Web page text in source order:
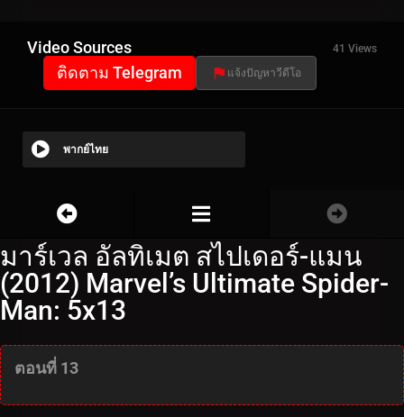
Video Sources 41 Views
ติดตาม Telegram แจ้งปัญหาวีดีโอ
พากย์ไทย
มาร์เวล อัลทิเมต สไปเดอร์-แมน
(2012) Marvel’s Ultimate Spider-
Man: 5x13
ตอนที่ 13